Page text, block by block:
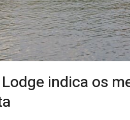
indica os